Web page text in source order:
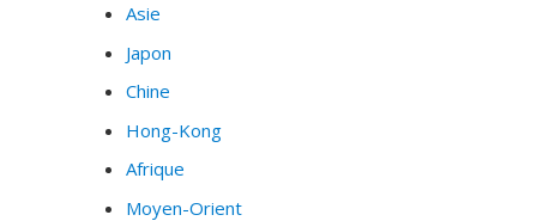
Asie
Japon
Chine
Hong-Kong
Afrique
Moyen-Orient